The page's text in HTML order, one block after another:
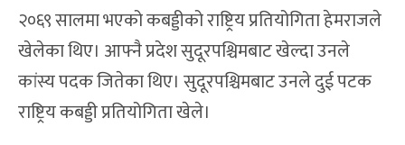
२०६९ सालमा भएको कबड्डीको राष्ट्रिय प्रतियोगिता हेमराजले
खेलेका थिए। आफ्नै प्रदेश सुदूरपश्चिमबाट खेल्दा उनले
कांस्य पदक जितेका थिए। सुदूरपश्चिमबाट उनले दुई पटक
राष्ट्रिय कबड्डी प्रतियोगिता खेले।